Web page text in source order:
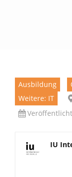
Ausbildung
Weitere: IT
IU